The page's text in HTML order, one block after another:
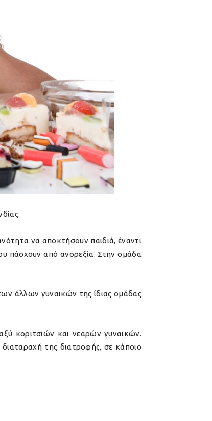
να αποκτήσουν παιδιά, έναντι
πάσχουν από ανορεξία. Στην ομάδα
άλλων γυναικών της ίδιας ομάδας
κοριτσιών και νεαρών γυναικών.
της διατροφής, σε κάποιο